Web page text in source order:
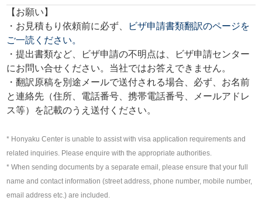
【お願い】
・お見積もり依頼前に必ず、
ビザ申請書類翻訳のページを
ご一読ください。
・提出書類など、ビザ申請の不明点は、ビザ申請センター
にお問い合せください。当社ではお答えできません。
・翻訳原稿を別途メールで送付される場合、必ず、お名前
と連絡先（住所、電話番号、携帯電話番号、メールアドレ
ス等）を記載のうえ送付ください。
* Honyaku Center is unable to assist with visa application requirements and
related inquiries. Please enquire with the appropriate authorities.
* When sending documents by a separate email, please ensure that your full
name and contact information (street address, phone number, mobile number,
email address etc.) are included.